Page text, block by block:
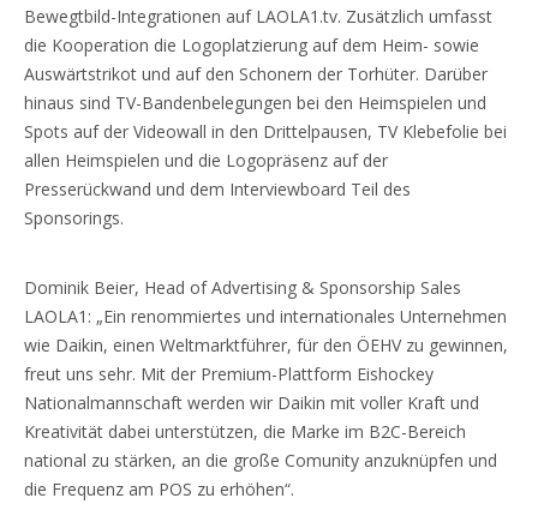
Bewegtbild-Integrationen auf LAOLA1.tv. Zusätzlich umfasst
die Kooperation die Logoplatzierung auf dem Heim- sowie
Auswärtstrikot und auf den Schonern der Torhüter. Darüber
hinaus sind TV-Bandenbelegungen bei den Heimspielen und
Spots auf der Videowall in den Drittelpausen, TV Klebefolie bei
allen Heimspielen und die Logopräsenz auf der
Presserückwand und dem Interviewboard Teil des
Sponsorings.
Dominik Beier, Head of Advertising & Sponsorship Sales
LAOLA1: „Ein renommiertes und internationales Unternehmen
wie Daikin, einen Weltmarktführer, für den ÖEHV zu gewinnen,
freut uns sehr. Mit der Premium-Plattform Eishockey
Nationalmannschaft werden wir Daikin mit voller Kraft und
Kreativität dabei unterstützen, die Marke im B2C-Bereich
national zu stärken, an die große Comunity anzuknüpfen und
die Frequenz am POS zu erhöhen“.